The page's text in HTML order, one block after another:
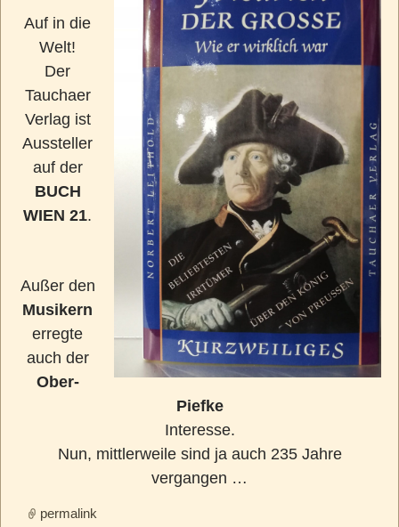
Auf in die
Welt!
Der
Tauchaer
Verlag ist
Aussteller
auf der
BUCH
WIEN 21.
Außer den
Musikern
erregte
auch der
Ober-
Piefke
Interesse.
Nun, mittlerweile sind ja auch 235 Jahre
vergangen …
permalink